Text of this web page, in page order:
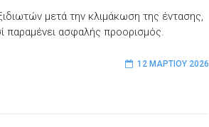
μετά την κλιμάκωση της έντασης,
παραμένει ασφαλής προορισμός.
12 ΜΑΡΤΊΟΥ 2026